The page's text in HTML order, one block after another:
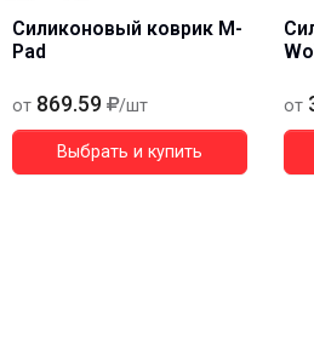
Силиконовый коврик M-
Pad
от 869.59 /шт
Выбрать и купить
от